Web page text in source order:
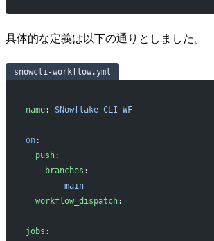
具体的な定義は以下の通りとしました。
snowcli-workflow.yml
name: SNowflake CLI WF
on:
  push
:
    branches
:
      -
main
  workflow_dispatch
:
jobs :